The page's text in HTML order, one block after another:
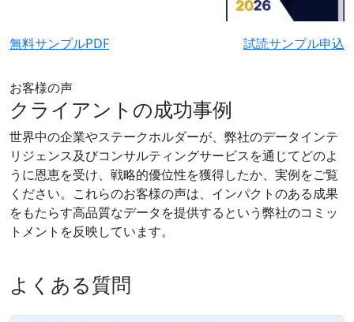
無料サンプルPDF 試読サンプル申込
お客様の声
クライアントの成功事例
世界中の企業やステークホルダーが、弊社のデータインテ
リジェンス及びコンサルティングサービスを通じてどのよ
うに恩恵を受け、戦略的優位性を獲得したか、実例をご覧
ください。これらのお客様の声は、インパクトのある成果
をもたらす高品質なデータを提供するという弊社のコミッ
トメントを反映しています。
よくある質問